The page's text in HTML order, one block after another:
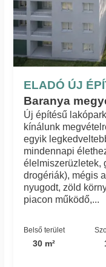
ELADÓ ÚJ
Baranya
Új építésű
kínálunk
egyik
mindennapi
élelmiszerüzletek,
drogériák), mégis
nyugodt, zöld
piacon működő,...
Belső terület
30 m²